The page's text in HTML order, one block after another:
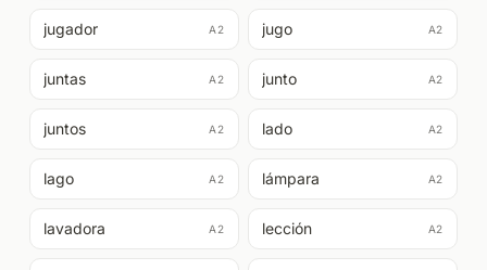
jugador A2 jugo A2
juntas A2 junto A2
juntos A2 lado A2
lago A2 lámpara A2
lavadora A2 lección A2